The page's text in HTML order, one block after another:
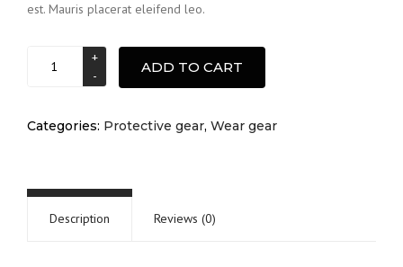
est. Mauris placerat eleifend leo.
ADD TO CART
Categories: Protective gear, Wear gear
Description Reviews (0)